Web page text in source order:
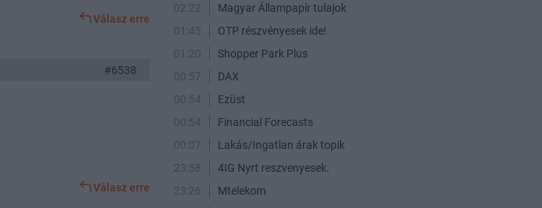
Válasz erre
#6538
Válasz erre
02:22
Magyar Állampapír tulajok
01:45
OTP részvényesek ide!
01:20
Shopper Park Plus
00:57
DAX
00:54
Ezüst
00:54
Financial Forecasts
00:07
Lakás/Ingatlan árak topik
23:58
4IG Nyrt reszvenyesek.
23:26
Mtelekom